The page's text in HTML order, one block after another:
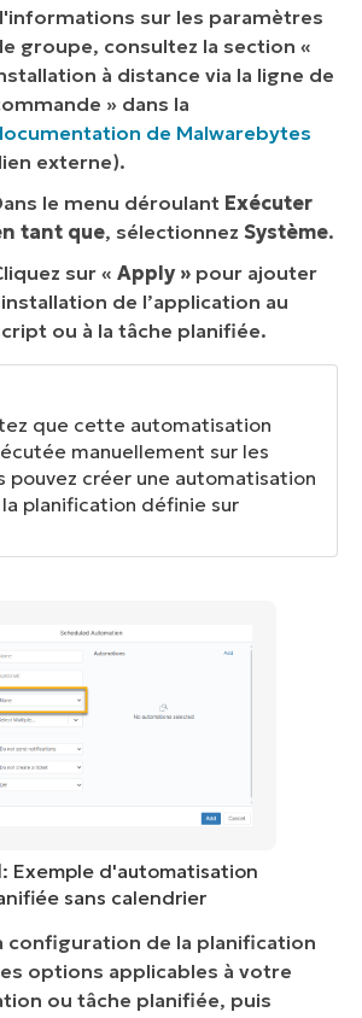
sur les paramètres
groupe, consultez la section «
à distance via la ligne de
» dans la
de Malwarebytes
lien externe).
le menu déroulant Exécuter
tant que, sélectionnez Système.
sur « Apply » pour ajouter
de l’application au
ou à la tâche planifiée.
que cette automatisation
manuellement sur les
pouvez créer une automatisation
planification définie sur
: Exemple d'automatisation
sans calendrier
configuration de la planification
options applicables à votre
ou tâche planifiée, puis